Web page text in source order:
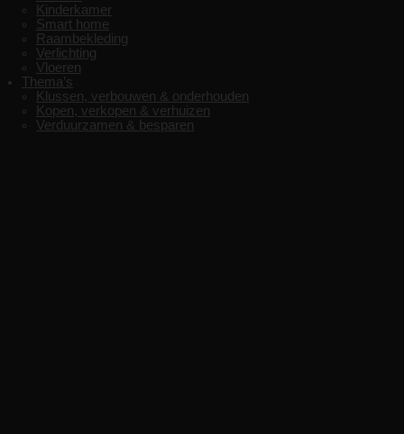
Kinderkamer
Smart home
Raambekleding
Verlichting
Vloeren
Thema’s
Klussen, verbouwen & onderhouden
Kopen, verkopen & verhuizen
Verduurzamen & besparen